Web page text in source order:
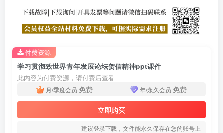
学习贯彻致世界青年发展论坛贺信精神ppt课件
此内容为付费资源，请付费后查看
月/季度会员 免费 年/永久会员 免费
立即购买
建议登录下载，文件能永久保存在您的账号上
付费资源